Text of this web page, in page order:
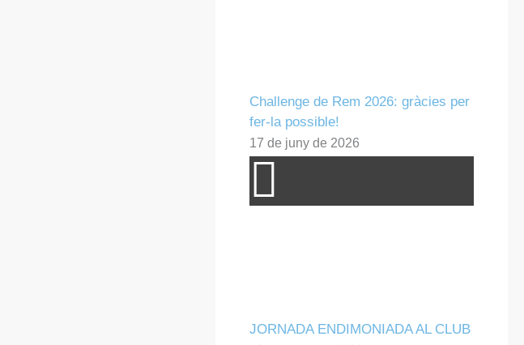
Challenge de Rem 2026: gràcies per
fer-la possible!
17 de juny de 2026
JORNADA ENDIMONIADA AL CLUB